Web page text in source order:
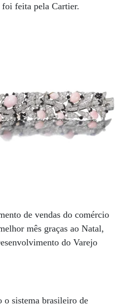
foi feita pela Cartier.
de vendas do comércio
mês graças ao Natal,
do Varejo
o sistema brasileiro de